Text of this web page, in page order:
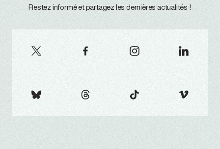
Restez informé et partagez les dernières actualités !